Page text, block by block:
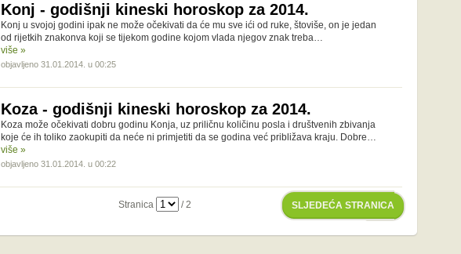
Konj - godišnji kineski horoskop za 2014.
Konj u svojoj godini ipak ne može očekivati da će mu sve ići od ruke, štoviše, on je jedan
od rijetkih znakonva koji se tijekom godine kojom vlada njegov znak treba…
više »
objavljeno 31.01.2014. u 00:25
Koza - godišnji kineski horoskop za 2014.
Koza može očekivati dobru godinu Konja, uz priličnu količinu posla i društvenih zbivanja
koje će ih toliko zaokupiti da neće ni primjetiti da se godina već približava kraju. Dobre…
više »
objavljeno 31.01.2014. u 00:22
SLJEDEĆA STRANICA
Stranica / 2